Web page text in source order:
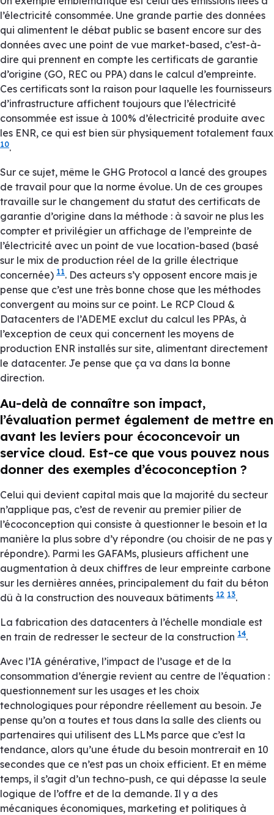
l’électricité consommée. Une grande partie des données
qui alimentent le débat public se basent encore sur des
données avec une point de vue market-based, c’est-à-
dire qui prennent en compte les certificats de garantie
d’origine (GO, REC ou PPA) dans le calcul d’empreinte.
Ces certificats sont la raison pour laquelle les fournisseurs
d’infrastructure affichent toujours que l’électricité
consommée est issue à 100% d’électricité produite avec
les ENR, ce qui est bien sûr physiquement totalement faux
10.
Sur ce sujet, même le GHG Protocol a lancé des groupes
de travail pour que la norme évolue. Un de ces groupes
travaille sur le changement du statut des certificats de
garantie d’origine dans la méthode : à savoir ne plus les
compter et privilégier un affichage de l’empreinte de
l’électricité avec un point de vue location-based (basé
sur le mix de production réel de la grille électrique
concernée) 11. Des acteurs s’y opposent encore mais je
pense que c’est une très bonne chose que les méthodes
convergent au moins sur ce point. Le RCP Cloud &
Datacenters de l’ADEME exclut du calcul les PPAs, à
l’exception de ceux qui concernent les moyens de
production ENR installés sur site, alimentant directement
le datacenter. Je pense que ça va dans la bonne
direction.
Au-delà de connaître son impact,
l’évaluation permet également de mettre en
avant les leviers pour écoconcevoir un
service cloud. Est-ce que vous pouvez nous
donner des exemples d’écoconception ?
Celui qui devient capital mais que la majorité du secteur
n’applique pas, c’est de revenir au premier pilier de
l’écoconception qui consiste à questionner le besoin et la
manière la plus sobre d’y répondre (ou choisir de ne pas y
répondre). Parmi les GAFAMs, plusieurs affichent une
augmentation à deux chiffres de leur empreinte carbone
sur les dernières années, principalement du fait du béton
dû à la construction des nouveaux bâtiments 12 13.
La fabrication des datacenters à l’échelle mondiale est
en train de redresser le secteur de la construction 14.
Avec l’IA générative, l’impact de l’usage et de la
consommation d’énergie revient au centre de l’équation :
questionnement sur les usages et les choix
technologiques pour répondre réellement au besoin. Je
pense qu’on a toutes et tous dans la salle des clients ou
partenaires qui utilisent des LLMs parce que c’est la
tendance, alors qu’une étude du besoin montrerait en 10
secondes que ce n’est pas un choix efficient. Et en même
temps, il s’agit d’un techno-push, ce qui dépasse la seule
logique de l’offre et de la demande. Il y a des
mécaniques économiques, marketing et politiques à